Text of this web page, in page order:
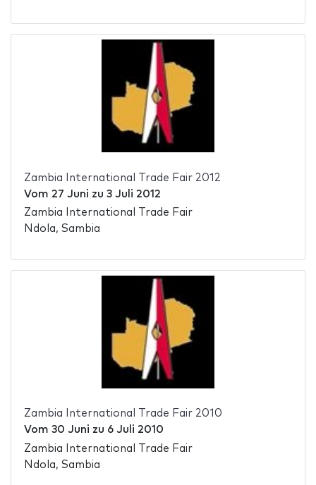
Zambia International Trade Fair 2012
Vom 27 Juni zu 3 Juli 2012
Zambia International Trade Fair
Ndola, Sambia
Zambia International Trade Fair 2010
Vom 30 Juni zu 6 Juli 2010
Zambia International Trade Fair
Ndola, Sambia